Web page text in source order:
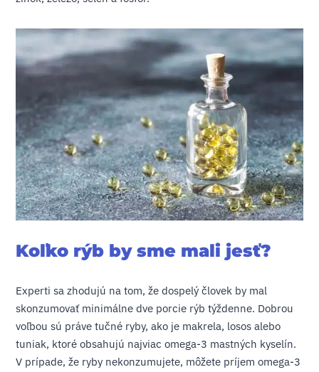
Koľko rýb by sme mali jesť?
Experti sa zhodujú na tom, že dospelý človek by mal
skonzumovať minimálne dve porcie rýb týždenne. Dobrou
voľbou sú práve tučné ryby, ako je makrela, losos alebo
tuniak, ktoré obsahujú najviac omega-3 mastných kyselín.
V prípade, že ryby nekonzumujete, môžete príjem omega-3